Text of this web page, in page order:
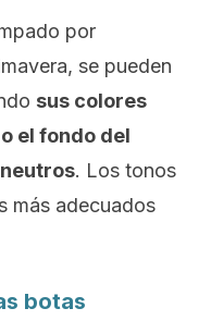
por
se pueden
sus colores
el fondo del
. Los tonos
más adecuados
botas